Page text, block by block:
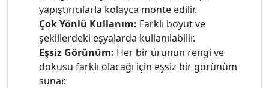
yapıştırıcılarla kolayca monte edilir.
Çok Yönlü Kullanım: Farklı boyut ve
şekillerdeki eşyalarda kullanılabilir.
Eşsiz Görünüm: Her bir ürünün rengi ve
dokusu farklı olacağı için eşsiz bir görünüm
sunar.